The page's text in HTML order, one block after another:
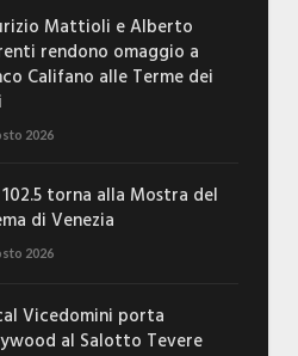
Mattioli e Alberto
rendono omaggio a
Califano alle Terme dei
2026
102.5 torna alla Mostra del
di Venezia
2026
Vicedomini porta
al Salotto Tevere